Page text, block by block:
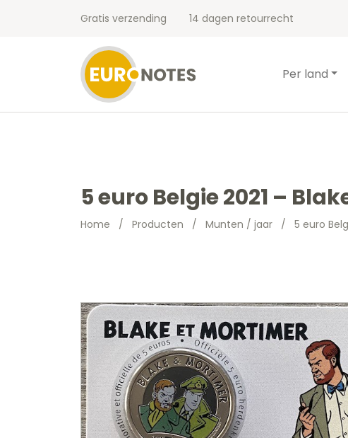
Gratis verzending 14 dagen retourrecht
Per land
5 euro Belgie 2021 –
Home / Producten / Munten / jaar / 5 euro